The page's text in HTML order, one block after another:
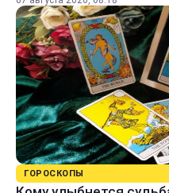
ГОРОСКОПЫ